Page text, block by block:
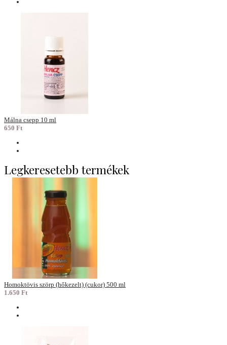
Málna csepp 10 ml
650 Ft
Legkeresetebb termékek
Homoktövis szörp (hőkezelt) (cukor) 500 ml
1.650 Ft